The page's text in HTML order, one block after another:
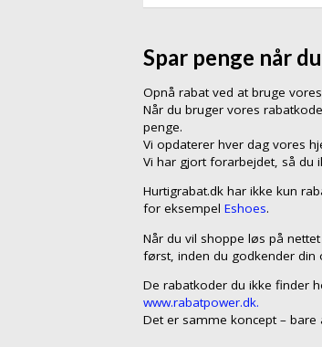
Spar penge når
Opnå rabat ved at bruge
Når du bruger vores
penge.
Vi opdaterer hver dag vores
Vi har gjort forarbejdet, så du
Hurtigrabat.dk har ikke kun
for eksempel Eshoes.
Når du vil shoppe løs på
først, inden du godkender din
De rabatkoder du ikke finder
www.rabatpower.dk.
Det er samme koncept –